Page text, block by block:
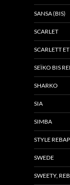
SANSA (BIS)
SCARLET
SCARLETT
SEÏKO BIS
SHARKO
SIA
SIMBA
STYLE
SWEDE
SWEETY,